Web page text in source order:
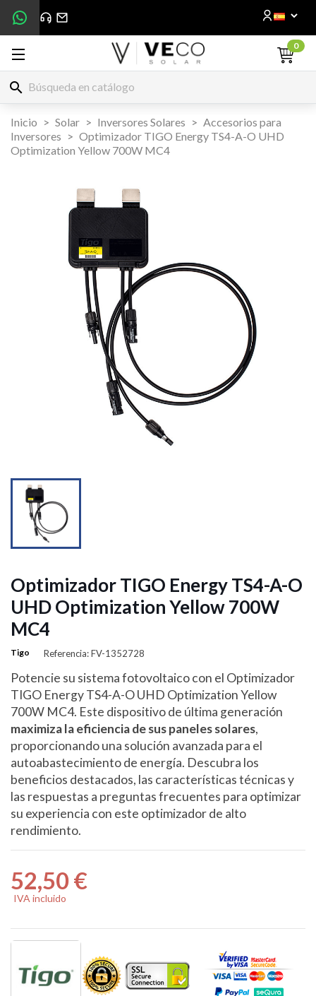
0
search
Inicio Solar Inversores Solares
Accesorios para
Inversores
Optimizador TIGO Energy TS4-A-O UHD
Optimization Yellow 700W MC4
Optimizador TIGO Energy TS4-A-O
UHD Optimization Yellow 700W
MC4
Tigo Referencia: FV-1352728
Potencie su sistema fotovoltaico con el Optimizador
TIGO Energy TS4-A-O UHD Optimization Yellow
700W MC4. Este dispositivo de última generación
maximiza la eficiencia de sus paneles solares,
proporcionando una solución avanzada para el
autoabastecimiento de energía. Descubra los
beneficios destacados, las características técnicas y
las respuestas a preguntas frecuentes para optimizar
su experiencia con este optimizador de alto
rendimiento.
52,50 €
IVA incluido